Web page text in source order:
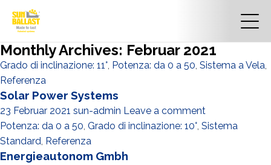
Monthly Archives: Februar 2021
Grado di inclinazione: 11°, Potenza: da 0 a 50, Sistema a Vela,
Referenza
Solar Power Systems
23 Februar 2021 sun-admin Leave a comment
Potenza: da 0 a 50, Grado di inclinazione: 10°, Sistema
Standard, Referenza
Energieautonom Gmbh